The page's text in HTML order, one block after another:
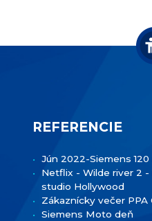
REFERENCIE
Jún 2022-Siemens
Netflix - Wilde river 2
studio Hollywood
Zákaznícky večer PPA
Siemens Moto deň